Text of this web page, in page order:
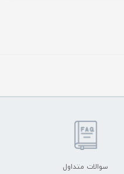
سوالات متداول